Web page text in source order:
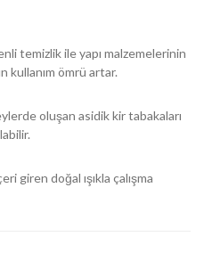
temizlik ile yapı malzemelerinin
kullanım ömrü artar.
oluşan asidik kir tabakaları
giren doğal ışıkla çalışma